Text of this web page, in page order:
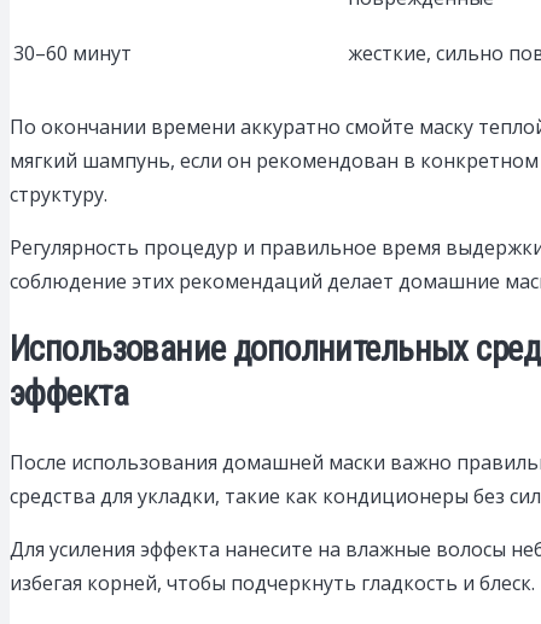
30–60 минут жесткие, сильно
По окончании времени аккуратно смойте маску
мягкий шампунь, если он рекомендован в
структуру.
Регулярность процедур и правильное время
соблюдение этих рекомендаций делает домашние
Использование дополнительных
эффекта
После использования домашней маски важно
средства для укладки, такие как кондиционеры без
Для усиления эффекта нанесите на влажные волосы
избегая корней, чтобы подчеркнуть гладкость и блеск.